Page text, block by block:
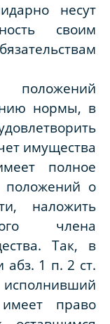
несут
своим
нормы, в
имущества
полное
положений о
наложить
члена
Так, в
абз. 1 п. 2 ст.
имеет право